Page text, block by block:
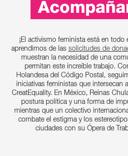
¡El activismo feminista está en
aprendimos de las solicitudes de
muestran la necesidad de una
permitan este increíble trabajo.
Holandesa del Código Postal,
iniciativas feministas que intersecan
CreatEquality. En México, Reinas
postura política y una forma de
mientras que un colectivo
combate el estigma y los
ciudades con su Ópera de